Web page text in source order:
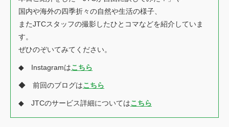
国内や海外の四季折々の自然や生活の様子、
またJTCスタッフの撮影したひとコマなどを紹介していま
す。
ぜひのぞいてみてください。
◆ Instagramはこちら
◆ 前回のブログはこちら
◆ JTCのサービス詳細についてはこちら